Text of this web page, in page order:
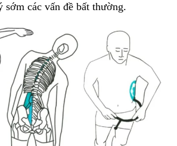
sớm các vấn đề bất thường.